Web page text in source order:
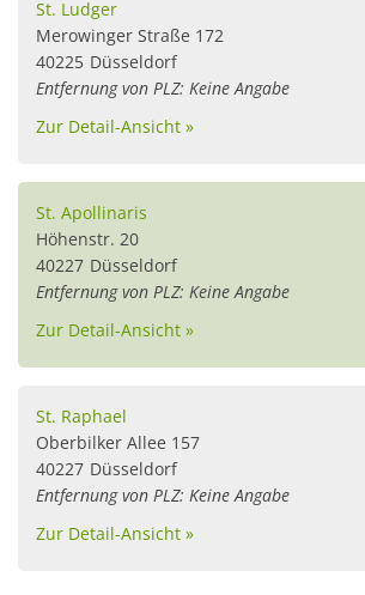
St. Ludger
Merowinger Straße 172
40225 Düsseldorf
Entfernung von PLZ: Keine Angabe
Zur Detail-Ansicht »
St. Apollinaris
Höhenstr. 20
40227 Düsseldorf
Entfernung von PLZ: Keine Angabe
Zur Detail-Ansicht »
St. Raphael
Oberbilker Allee 157
40227 Düsseldorf
Entfernung von PLZ: Keine Angabe
Zur Detail-Ansicht »